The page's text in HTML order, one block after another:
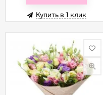
Купить в 1 клик